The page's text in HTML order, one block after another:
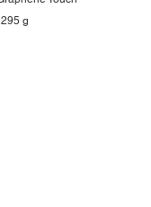
g